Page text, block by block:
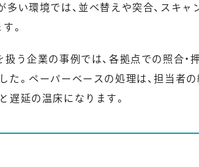
多い環境では、並べ替えや突合、スキャ
。
う企業の事例では、各拠点での照合・
た。ペーパーベースの処理は、担当者
遅延の温床になります。